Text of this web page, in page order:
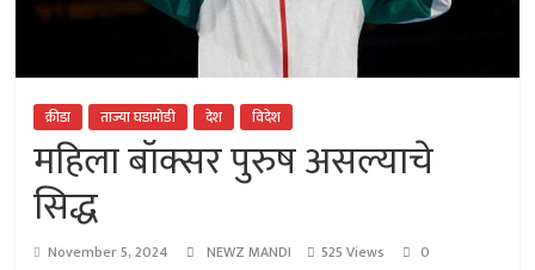
क्रीडा ताज्या घडामोडी देश विदेश
महिला बॉक्सर पुरुष असल्याचे
सिद्ध
November 5, 2024 NEWZ MANDI 525 Views
0